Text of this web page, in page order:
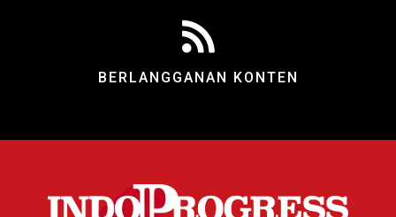
BERLANGGANAN KONTEN